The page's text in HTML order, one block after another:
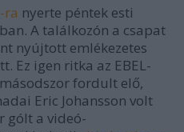
ra nyerte péntek esti
A találkozón a csapat
nyújtott emlékezetes
Ez igen ritka az EBEL-
fordult elő,
Eric Johansson volt
gólt a videó-